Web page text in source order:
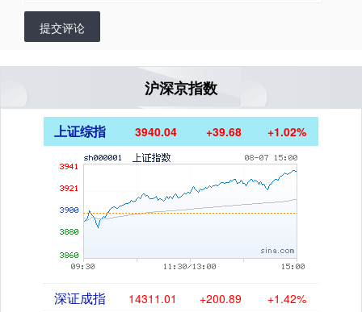
提交评论
沪深京指数
上证综指 3940.04 +39.68 +1.02%
深证成指 14311.01 +200.89 +1.42%